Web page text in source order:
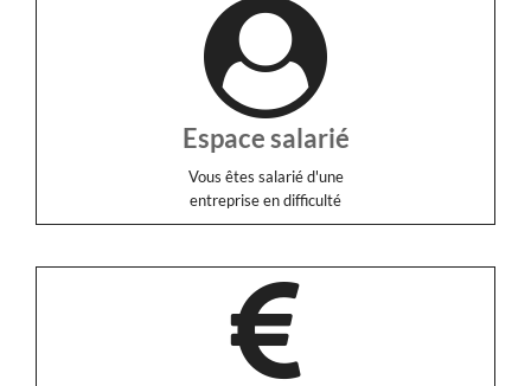
Espace salarié
Vous êtes salarié d'une
entreprise en difficulté